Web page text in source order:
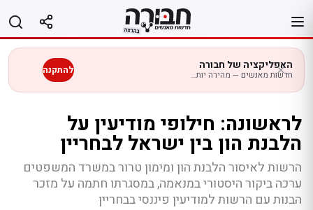
לתוכן
האפליקציה של חבורה
חדשות מאנשים — מהירה יותר בנייד להתקנה
לראשונה: חילופי מודיעין על
הלבנת הון בין ישראל לבחריין
הרשות לאיסור הלבנת הון ומימון טרור במשרד המשפטים
ערכה ביקור היסטורי במנאמה, במסגרתו חתמה על מזכר
הבנות עם הרשות למודיעין פיננסי בבחריין